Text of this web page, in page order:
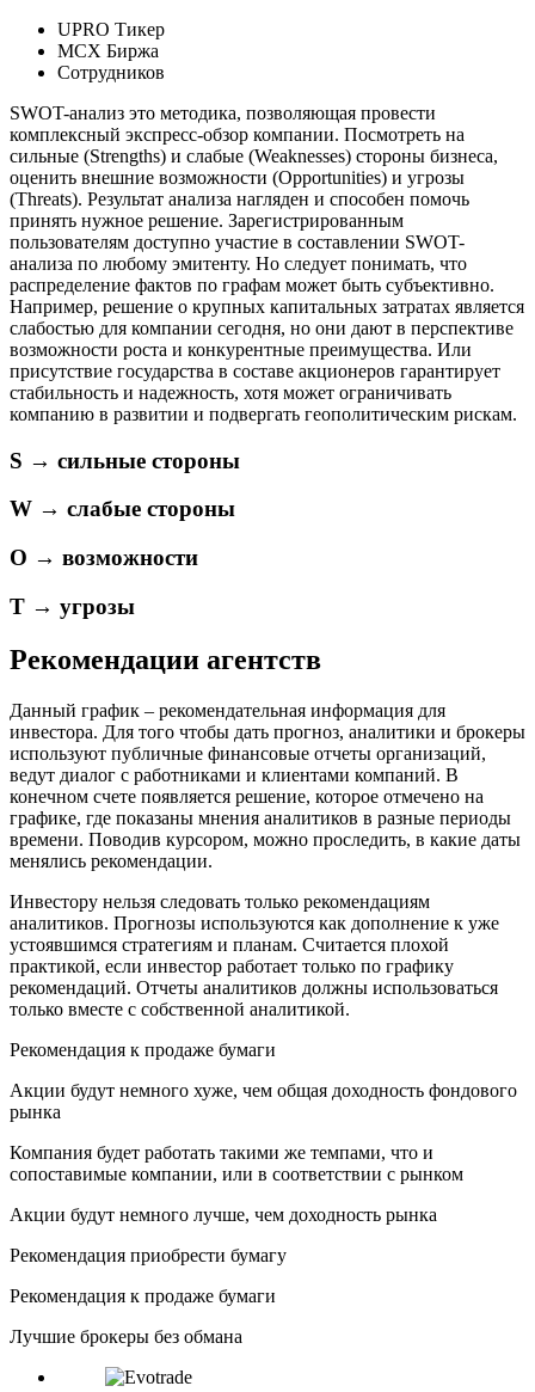
UPRO Тикер
MCX Биржа
Сотрудников
SWOT-анализ это методика, позволяющая провести
комплексный экспресс-обзор компании. Посмотреть на
сильные (Strengths) и слабые (Weaknesses) стороны бизнеса,
оценить внешние возможности (Opportunities) и угрозы
(Threats). Результат анализа нагляден и способен помочь
принять нужное решение. Зарегистрированным
пользователям доступно участие в составлении SWOT-
анализа по любому эмитенту. Но следует понимать, что
распределение фактов по графам может быть субъективно.
Например, решение о крупных капитальных затратах является
слабостью для компании сегодня, но они дают в перспективе
возможности роста и конкурентные преимущества. Или
присутствие государства в составе акционеров гарантирует
стабильность и надежность, хотя может ограничивать
компанию в развитии и подвергать геополитическим рискам.
S → сильные стороны
W → слабые стороны
O → возможности
T → угрозы
Рекомендации агентств
Данный график – рекомендательная информация для
инвестора. Для того чтобы дать прогноз, аналитики и брокеры
используют публичные финансовые отчеты организаций,
ведут диалог с работниками и клиентами компаний. В
конечном счете появляется решение, которое отмечено на
графике, где показаны мнения аналитиков в разные периоды
времени. Поводив курсором, можно проследить, в какие даты
менялись рекомендации.
Инвестору нельзя следовать только рекомендациям
аналитиков. Прогнозы используются как дополнение к уже
устоявшимся стратегиям и планам. Считается плохой
практикой, если инвестор работает только по графику
рекомендаций. Отчеты аналитиков должны использоваться
только вместе с собственной аналитикой.
Рекомендация к продаже бумаги
Акции будут немного хуже, чем общая доходность фондового
рынка
Компания будет работать такими же темпами, что и
сопоставимые компании, или в соответствии с рынком
Акции будут немного лучше, чем доходность рынка
Рекомендация приобрести бумагу
Рекомендация к продаже бумаги
Лучшие брокеры без обмана